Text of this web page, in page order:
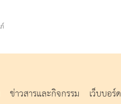
ข่าวสารและกิจกรรม เว็บบอร์ด